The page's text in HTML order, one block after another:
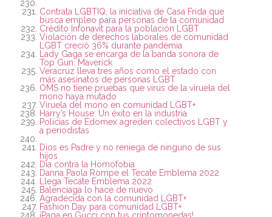
Contrata LGBTIQ, la iniciativa de Casa Frida que
busca empleo para personas de la comunidad
Crédito Infonavit para la población LGBT
Violación de derechos laborales de comunidad
LGBT creció 36% durante pandemia
Lady Gaga se encarga de la banda sonora de
Top Gun: Maverick
Veracruz lleva tres años como el estado con
más asesinatos de personas LGBT
OMS no tiene pruebas que virus de la viruela del
mono haya mutado
Viruela del mono en comunidad LGBT+
Harry’s House: Un éxito en la industria
Policías de Edomex agreden colectivos LGBT y
a periodistas
Dios es Padre y no reniega de ninguno de sus
hijos
Día contra la Homofobia
Danna Paola Rompe el Tecate Emblema 2022
Llega Tecate Emblema 2022
Balenciaga lo hace de nuevo
Agradecida con la comunidad LGBT+
Fashion Day para comunidad LGBT+